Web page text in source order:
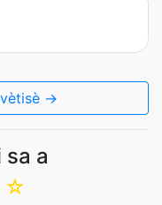
→
sa a
☆